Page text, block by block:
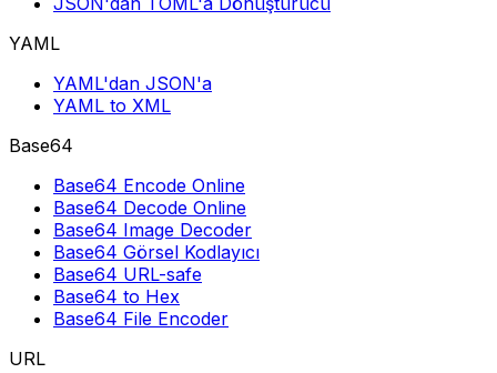
YAML
YAML'dan JSON'a
YAML to XML
Base64
Base64 Encode Online
Base64 Decode Online
Base64 Image Decoder
Base64 Görsel Kodlayıcı
Base64 URL-safe
Base64 to Hex
Base64 File Encoder
URL